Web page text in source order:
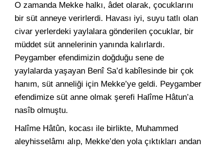
O zamanda Mekke halkı, âdet olarak, çocuklarını
bir süt anneye verirlerdi. Havası iyi, suyu tatlı olan
civar yerlerdeki yaylalara gönderilen çocuklar, bir
müddet süt annelerinin yanında kalırlardı.
Peygamber efendimizin doğduğu sene de
yaylalarda yaşayan Benî Sa’d kabîlesinde bir çok
hanım, süt anneliği için Mekke’ye geldi. Peygamber
efendimize süt anne olmak şerefi Halîme Hâtun’a
nasîb olmuştu.
Halîme Hâtûn, kocası ile birlikte, Muhammed
aleyhisselâmı alıp, Mekke’den yola çıktıkları andan